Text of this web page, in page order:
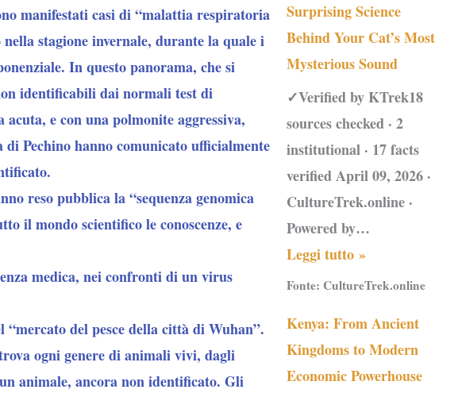
manifestati casi di “malattia respiratoria
stagione invernale, durante la quale i
In questo panorama, che si
identificabili dai normali test di
e con una polmonite aggressiva,
Pechino hanno comunicato ufficialmente
reso pubblica la “sequenza genomica
il mondo scientifico le conoscenze, e
medica, nei confronti di un virus
del pesce della città di Wuhan”.
ogni genere di animali vivi, dagli
animale, ancora non identificato. Gli
Surprising Science
Behind Your Cat’s Most
Mysterious Sound
✓Verified by KTrek18
sources checked · 2
institutional · 17 facts
verified April 09, 2026 ·
CultureTrek.online ·
Powered by…
Leggi tutto »
Fonte:CultureTrek.online
Kenya: From Ancient
Kingdoms to Modern
Economic Powerhouse